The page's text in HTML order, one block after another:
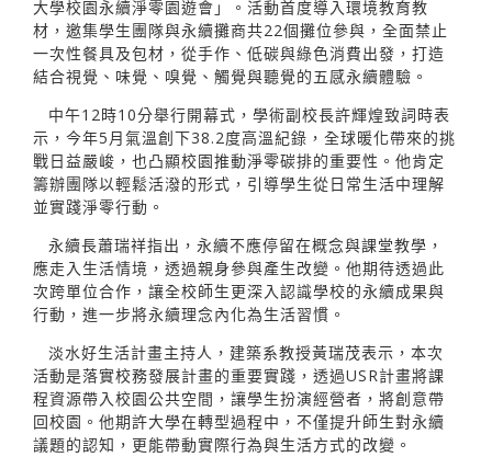
大學校園永續淨零園遊會」。活動首度導入環境教育教
材，邀集學生團隊與永續攤商共22個攤位參與，全面禁止
一次性餐具及包材，從手作、低碳與綠色消費出發，打造
結合視覺、味覺、嗅覺、觸覺與聽覺的五感永續體驗。
中午12時10分舉行開幕式，學術副校長許輝煌致詞時表
示，今年5月氣溫創下38.2度高溫紀錄，全球暖化帶來的挑
戰日益嚴峻，也凸顯校園推動淨零碳排的重要性。他肯定
籌辦團隊以輕鬆活潑的形式，引導學生從日常生活中理解
並實踐淨零行動。
永續長蕭瑞祥指出，永續不應停留在概念與課堂教學，
應走入生活情境，透過親身參與產生改變。他期待透過此
次跨單位合作，讓全校師生更深入認識學校的永續成果與
行動，進一步將永續理念內化為生活習慣。
淡水好生活計畫主持人，建築系教授黃瑞茂表示，本次
活動是落實校務發展計畫的重要實踐，透過USR計畫將課
程資源帶入校園公共空間，讓學生扮演經營者，將創意帶
回校園。他期許大學在轉型過程中，不僅提升師生對永續
議題的認知，更能帶動實際行為與生活方式的改變。